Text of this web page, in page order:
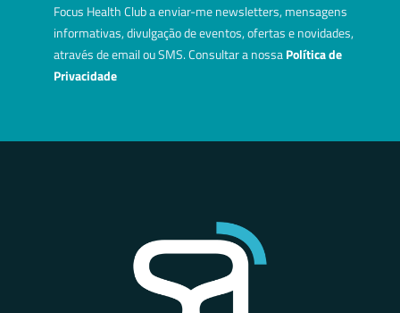
Focus Health Club a enviar-me newsletters, mensagens
informativas, divulgação de eventos, ofertas e novidades,
através de email ou SMS. Consultar a nossaPolítica de
Privacidade